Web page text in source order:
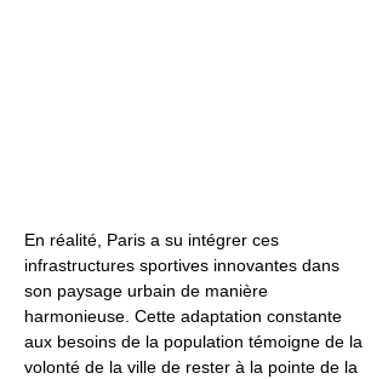
En réalité, Paris a su intégrer ces
infrastructures sportives innovantes dans
son paysage urbain de manière
harmonieuse. Cette adaptation constante
aux besoins de la population témoigne de la
volonté de la ville de rester à la pointe de la